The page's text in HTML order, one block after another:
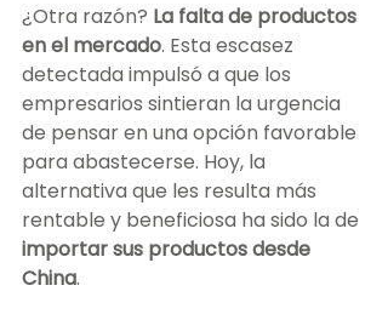
¿Otra razón? La falta de productos
en el mercado. Esta escasez
detectada impulsó a que los
empresarios sintieran la urgencia
de pensar en una opción favorable
para abastecerse. Hoy, la
alternativa que les resulta más
rentable y beneficiosa ha sido la de
importar sus productos desde
China.